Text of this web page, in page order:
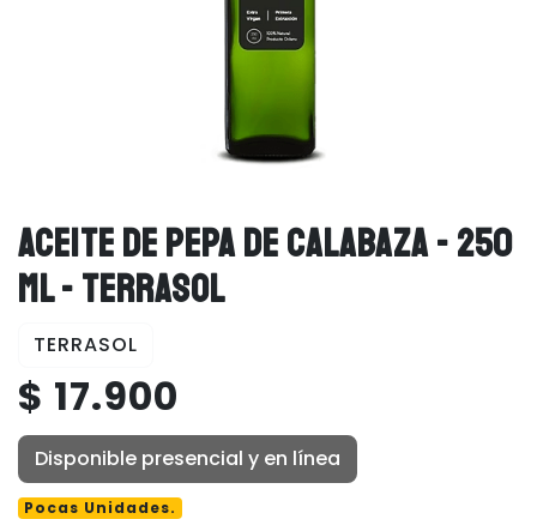
ACEITE DE PEPA DE CALABAZA - 250
ML - TERRASOL
TERRASOL
$ 17.900
Disponible presencial y en línea
Pocas Unidades.